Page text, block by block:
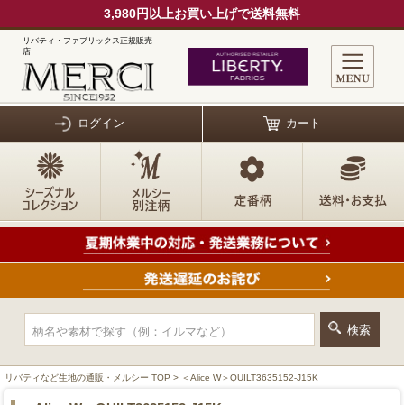
3,980円以上お買い上げで送料無料
リバティ・ファブリックス正規販売
店
ログイン カート
リバティなど生地の通販・メルシー TOP > ＜Alice W＞QUILT3635152-J15K